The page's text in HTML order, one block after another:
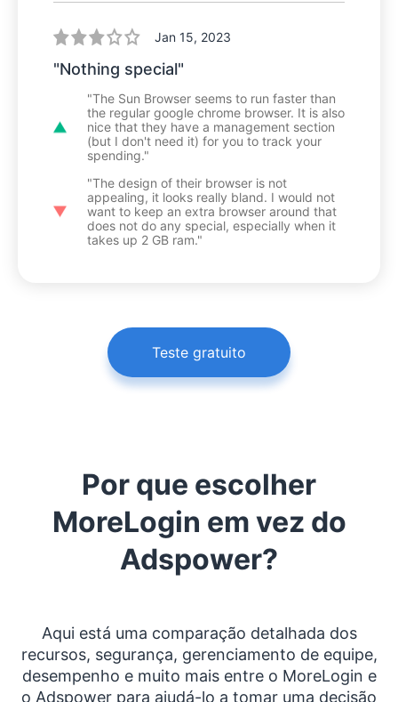
Jan 15, 2023
"Nothing special"
"The Sun Browser seems to run faster than
the regular google chrome browser. It is also
nice that they have a management section
(but I don't need it) for you to track your
spending."
"The design of their browser is not
appealing, it looks really bland. I would not
want to keep an extra browser around that
does not do any special, especially when it
takes up 2 GB ram."
Teste gratuito
Por que escolher
MoreLogin em vez do
Adspower?
Aqui está uma comparação detalhada dos
recursos, segurança, gerenciamento de equipe,
desempenho e muito mais entre o MoreLogin e
o Adspower para ajudá-lo a tomar uma decisão